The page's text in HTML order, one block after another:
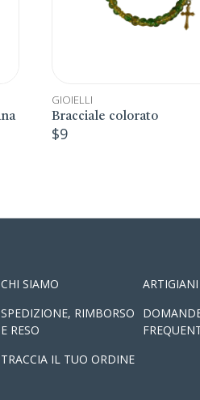
Anelli in
CHI SIAMO
SPEDIZIONE, RIMBORSO
E RESO
TRACCIA IL TUO ORDINE
ARTIGIANI